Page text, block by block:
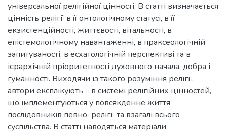
універсальної релігійної цінності. В статті визначається
цінність релігії в її онтологічному статусі, в її
екзистенційності, життєвості, вітальності, в
епістемологічному навантаженні, в праксеологічній
запитуваності, в есхатологічній перспективі та в
ієрархічній пріоритетності духовного начала, добра і
гуманності. Виходячи із такого розуміння релігії,
автори експлікують її в системі релігійних цінностей,
що імплементуються у повсякденне життя
послідовників певної релігії та взагалі всього
суспільства. В статті наводяться матеріали